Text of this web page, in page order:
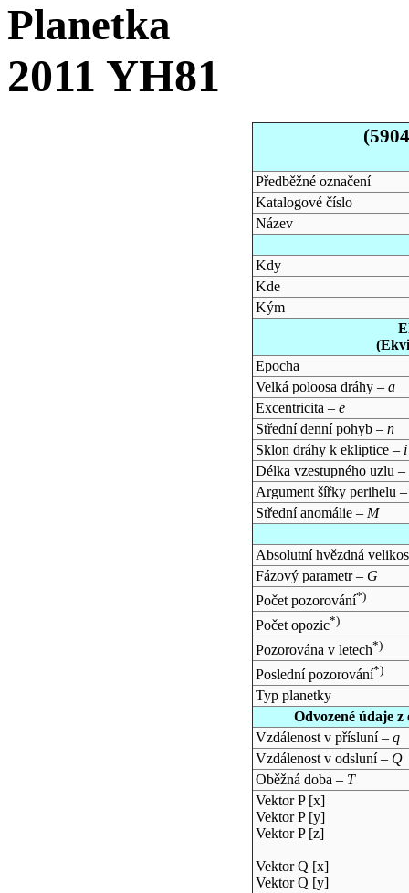
Planetka
2011 YH81
Předběžné označení
Katalogové číslo
Název
Kdy
Kde
Kým
Epocha
Velká poloosa dráhy – a
Excentricita – e
Střední denní pohyb – n
Sklon dráhy k ekliptice – i
Délka vzestupného uzlu –
Argument šířky perihelu
Střední anomálie – M
Absolutní hvězdná
Fázový parametr – G
Počet pozorování*)
Počet opozic*)
Pozorována v letech*)
Poslední pozorování*)
Typ planetky
Odvozené údaje
Vzdálenost v přísluní – q
Vzdálenost v odsluní – Q
Oběžná doba – T
Vektor P [x]
Vektor P [y]
Vektor P [z]
Vektor Q [x]
Vektor Q [y]